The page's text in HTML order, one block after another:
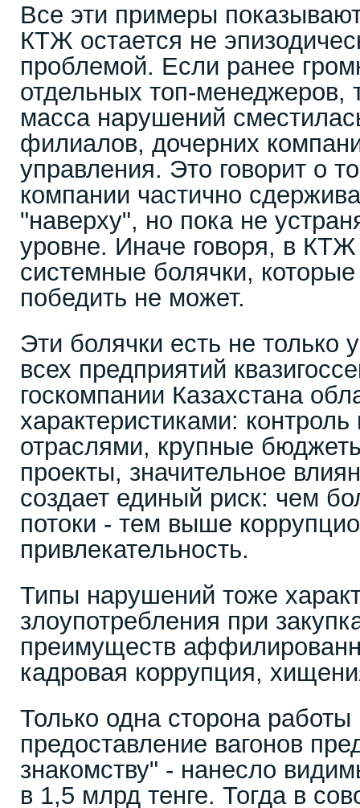
Все эти примеры
КТЖ остается не
проблемой. Если ранее
отдельных топ-менеджеров,
масса нарушений
филиалов, дочерних
управления. Это говорит о
компании частично
"наверху", но пока не
уровне. Иначе говоря, в
системные болячки,
победить не может.
Эти болячки есть не
всех предприятий
госкомпании Казахстана
характеристиками: контроль
отраслями, крупные
проекты, значительное
создает единый риск: чем
потоки - тем выше
привлекательность.
Типы нарушений тоже
злоупотребления при
преимуществ
кадровая коррупция,
Только одна сторона
предоставление вагонов
знакомству" - нанесло
в 1,5 млрд тенге. Тогда в